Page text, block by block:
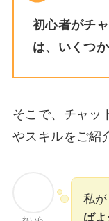
初心者がチ
は、いくつ
そこで、チャッ
やスキルをご紹
私
ば